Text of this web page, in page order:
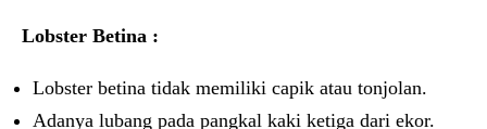
Lobster Betina :
Lobster betina tidak memiliki capik atau tonjolan.
Adanya lubang pada pangkal kaki ketiga dari ekor.